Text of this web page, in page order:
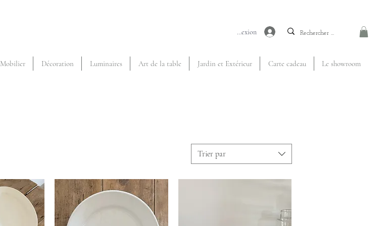
Connexion
Mobilier Décoration Luminaires Art de la table Jardin et Extérieur Carte cadeau Le showroom
Trier par